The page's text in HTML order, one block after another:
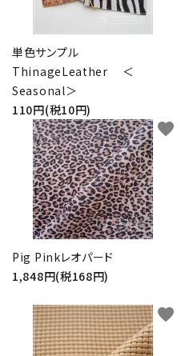
単色サンプル
ThinageLeather ＜
Seasonal＞
110円(税10円)
Pig Pinkレオパード
1,848円(税168円)
favorite
favorite